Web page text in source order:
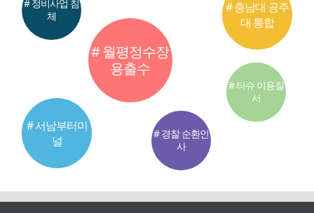
# 월평정수장
용출수
# 서남부터미
널
# 충남대 공주
대 통합
# 정비사업 침
체
# 경찰 순환인
사
# 타슈 이용질
서